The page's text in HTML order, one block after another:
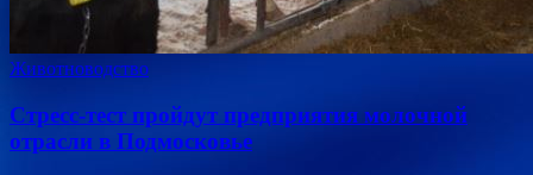
Животноводство
Стресс-тест пройдут предприятия молочной
отрасли в Подмосковье